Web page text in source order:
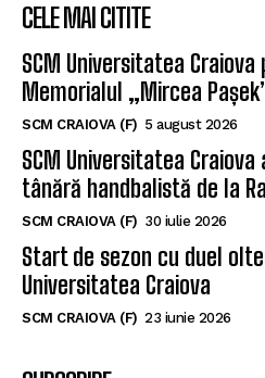
CELE MAI CITITE
SCM Universitatea
Memorialul „Mircea
SCM CRAIOVA (F) 5 august 2026
SCM Universitatea
tânără handbalistă de la
SCM CRAIOVA (F) 30 iulie 2026
Start de sezon cu duel
Universitatea Craiova
SCM CRAIOVA (F) 23 iunie 2026